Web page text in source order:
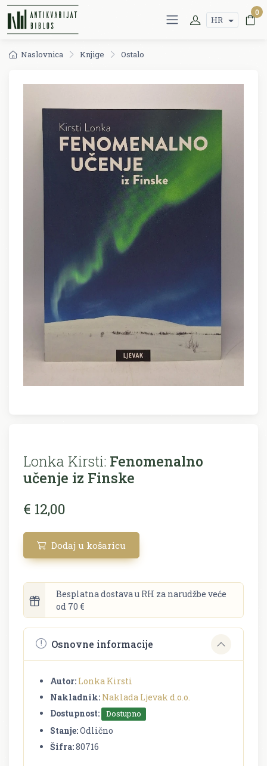
HR
0
Naslovnica Knjige Ostalo
Lonka Kirsti: Fenomenalno
učenje iz Finske
€ 12,00
Dodaj u košaricu
Besplatna dostava u RH za narudžbe veće
od 70 €
Osnovne informacije
Autor: Lonka Kirsti
Nakladnik: Naklada Ljevak d.o.o.
Dostupnost:
Dostupno
Stanje:Odlično
Šifra:80716